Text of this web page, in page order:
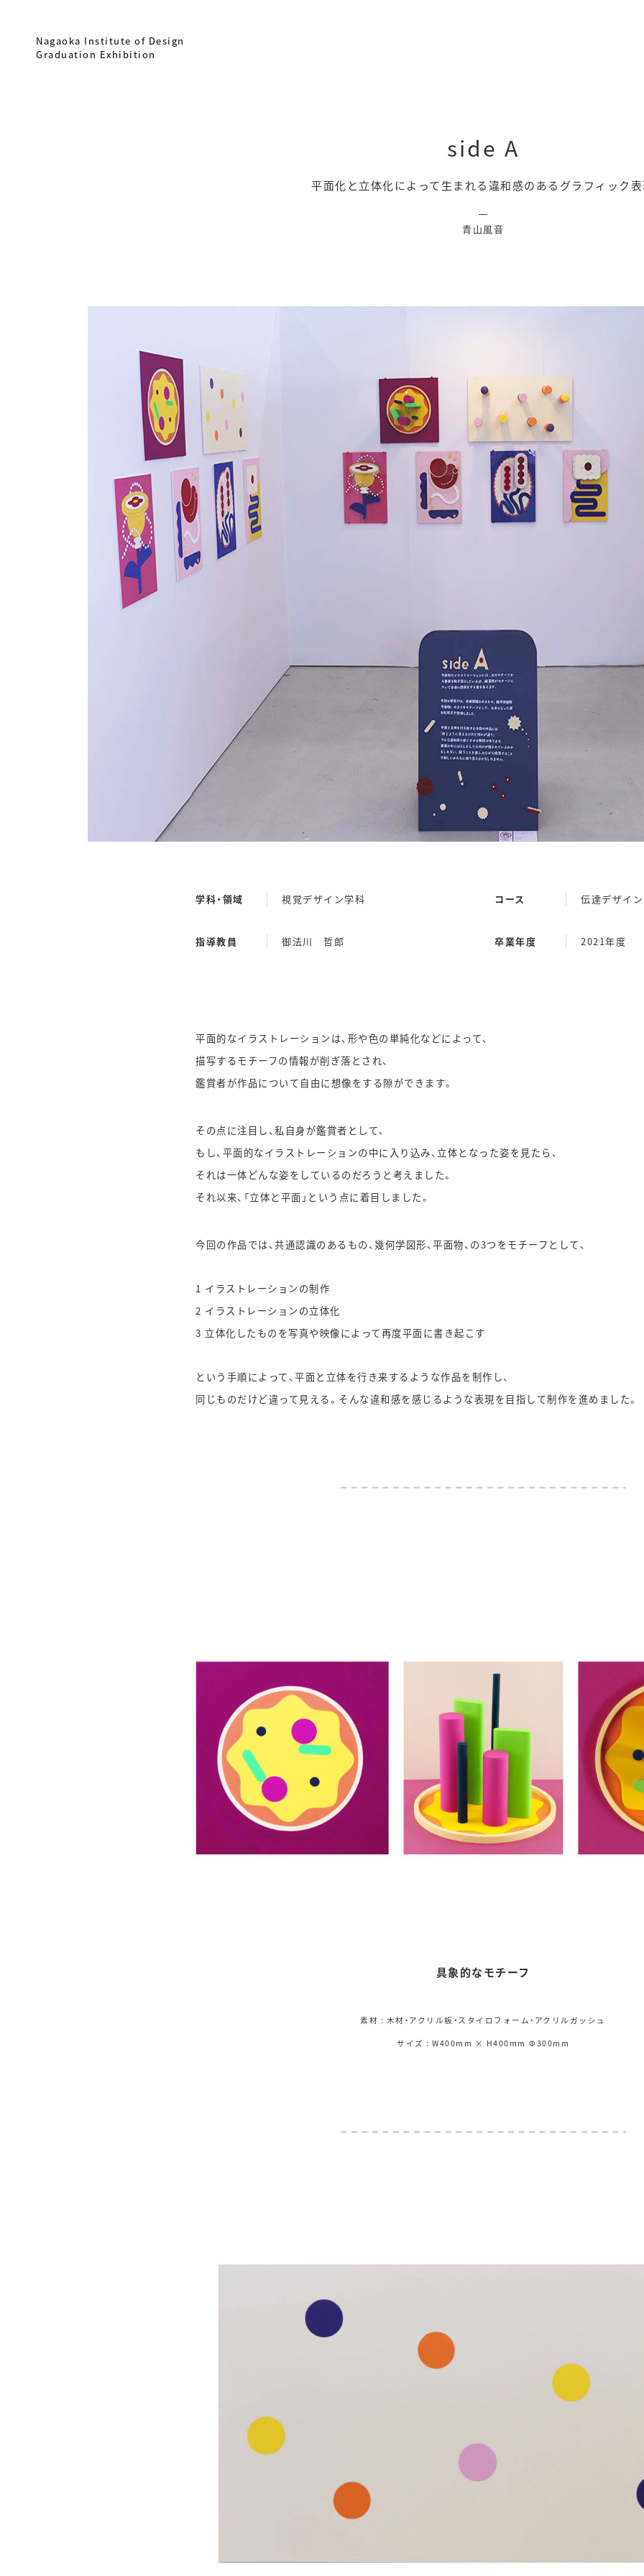
Nagaoka Institute of Design
Graduation Exhibition
side A
平面化と立体化によって生まれる違和感のあるグラフィック
青山風音
学科・領域 視覚デザイン学科 コース 伝達デザイ
指導教員 御法川 哲郎 卒業年度 2021年度
平面的なイラストレーションは、形や色の単純化などによって、
描写するモチーフの情報が削ぎ落とされ、
鑑賞者が作品について自由に想像をする隙ができます。
その点に注目し、私自身が鑑賞者として、
もし、平面的なイラストレーションの中に入り込み、立体となった姿を見たら、
それは一体どんな姿をしているのだろうと考えました。
それ以来、「立体と平面」という点に着目しました。
今回の作品では、共通認識のあるもの、幾何学図形、平面物、の3つをモチーフとして、
1 イラストレーションの制作
2 イラストレーションの立体化
3 立体化したものを写真や映像によって再度平面に書き起こす
という手順によって、平面と立体を行き来するような作品を制作し、
同じものだけど違って見える。そんな違和感を感じるような表現を目指して制作を進めました。
具象的なモチーフ
素材 : 木材・アクリル板・スタイロフォーム・アクリルガッシュ
サイズ : W400mm × H400mm Φ300mm